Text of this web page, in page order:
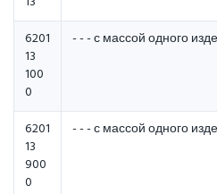
6201
13
100
0
- - - с массой одного
6201
13
900
0
- - - с массой одного